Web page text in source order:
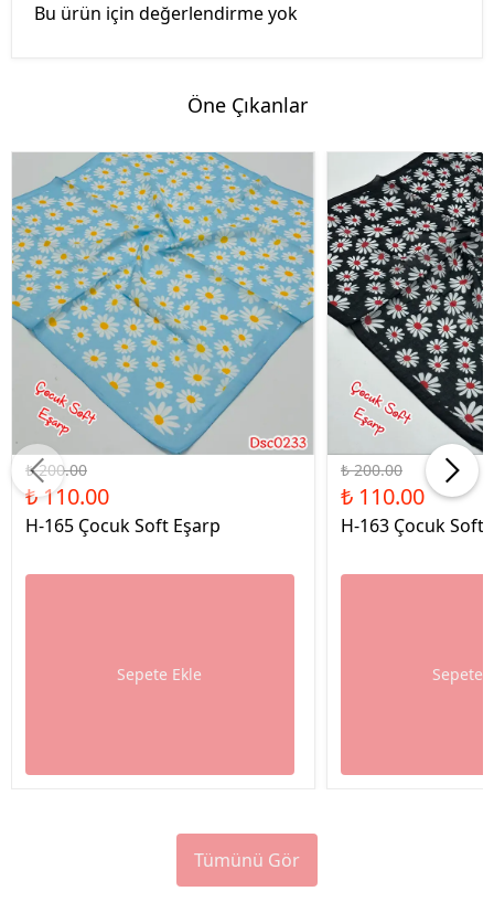
Bu ürün için değerlendirme yok
Öne Çıkanlar
%45 İndirim
₺ 200.00
₺ 110.00
H-165 Çocuk Soft Eşarp
Sepete Ekle
%45 İndirim
₺ 200.00
₺ 110.00
H-163 Çocuk Soft
Sepete
Tümünü Gör